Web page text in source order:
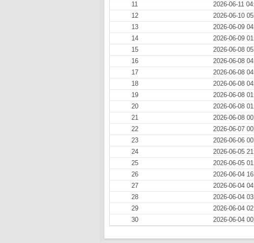
11
2026-06-11
12
2026-06-10
13
2026-06-09
14
2026-06-09
15
2026-06-08
16
2026-06-08
17
2026-06-08
18
2026-06-08
19
2026-06-08
20
2026-06-08
21
2026-06-08
22
2026-06-07
23
2026-06-06
24
2026-06-05
25
2026-06-05
26
2026-06-04
27
2026-06-04
28
2026-06-04
29
2026-06-04
30
2026-06-04